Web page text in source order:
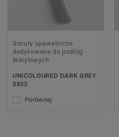
Sznury spawalnicze
dedykowane do podłóg
Winylowych
UNICOLOURED DARK GREY
0832
Porównaj